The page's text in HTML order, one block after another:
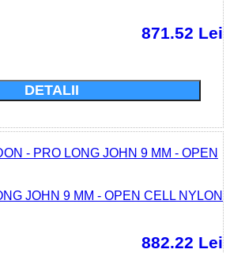
871.52 Lei
DETALII
JOHN 9 MM - OPEN CELL NYLON
882.22 Lei